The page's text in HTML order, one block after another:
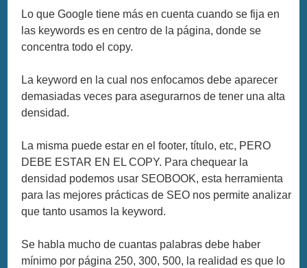
Lo que Google tiene más en cuenta cuando se fija en
las keywords es en centro de la página, donde se
concentra todo el copy.
La keyword en la cual nos enfocamos debe aparecer
demasiadas veces para asegurarnos de tener una alta
densidad.
La misma puede estar en el footer, título, etc, PERO
DEBE ESTAR EN EL COPY. Para chequear la
densidad podemos usar SEOBOOK, esta herramienta
para las mejores prácticas de SEO nos permite analizar
que tanto usamos la keyword.
Se habla mucho de cuantas palabras debe haber
mínimo por página 250, 300, 500, la realidad es que lo